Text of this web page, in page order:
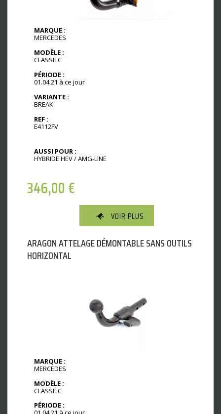
MARQUE :
MERCEDES
MODÈLE :
CLASSE C
PÉRIODE :
01.04.21 à ce jour
VARIANTE :
BREAK
REF :
E4112FV
AUSSI POUR :
HYBRIDE HEV / AMG-LINE
346,00€
VOIR PLUS
ARAGON ATTELAGE DÉMONTABLE SANS OUTILS
HORIZONTAL
MARQUE :
MERCEDES
MODÈLE :
CLASSE C
PÉRIODE :